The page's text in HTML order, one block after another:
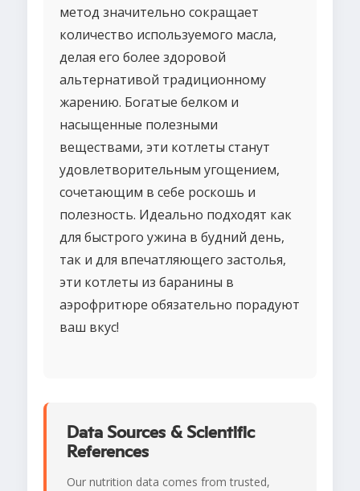
метод значительно сокращает
количество используемого масла,
делая его более здоровой
альтернативой традиционному
жарению. Богатые белком и
насыщенные полезными
веществами, эти котлеты станут
удовлетворительным угощением,
сочетающим в себе роскошь и
полезность. Идеально подходят как
для быстрого ужина в будний день,
так и для впечатляющего застолья,
эти котлеты из баранины в
аэрофритюре обязательно порадуют
ваш вкус!
Data Sources & Scientific
References
Our nutrition data comes from trusted,